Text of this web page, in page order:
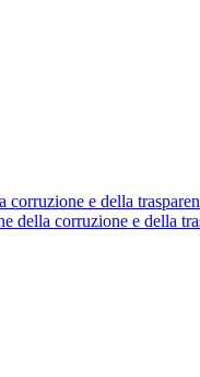
corruzione e della
della corruzione e della